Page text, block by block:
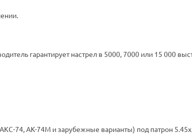
гарантирует настрел в 5000, 7000 или 15 000
74, АК-74М и зарубежные варианты) под патрон